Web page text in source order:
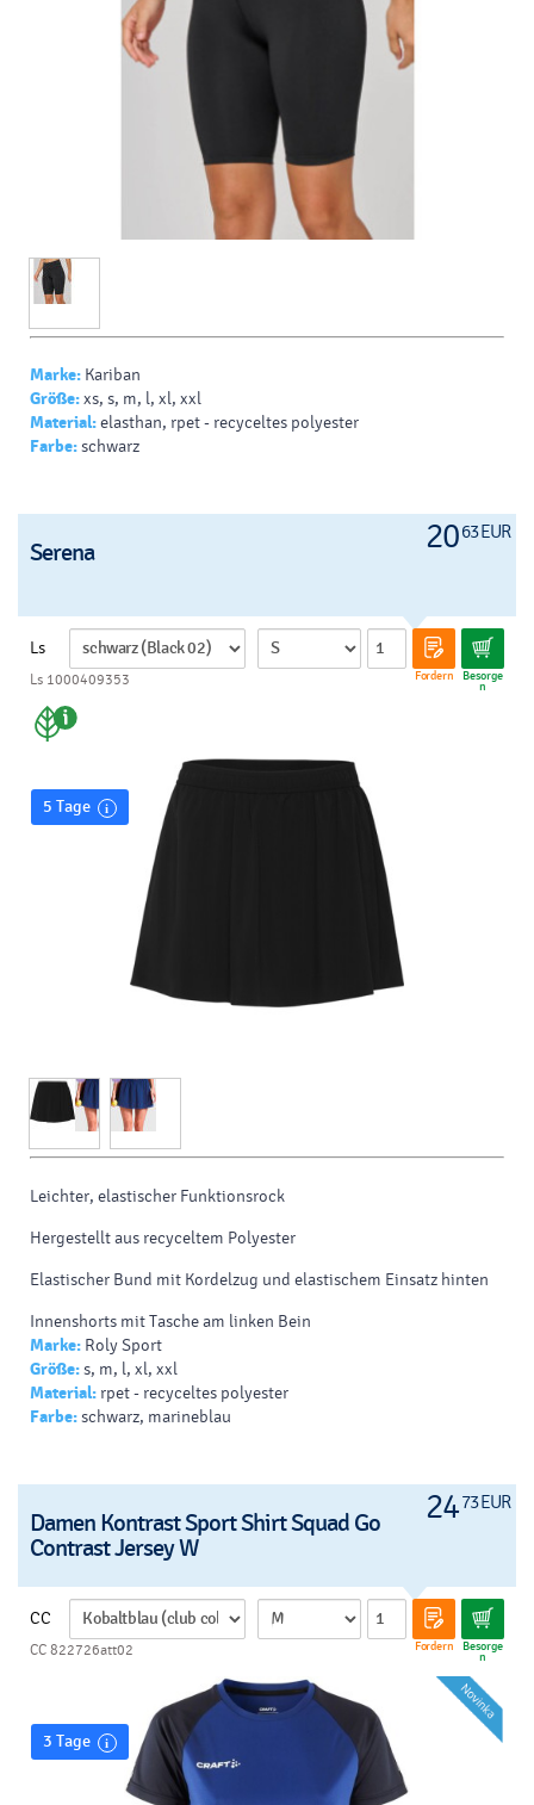
Marke: Kariban
Größe:xs, s, m, l, xl, xxl
Material:elasthan, rpet - recyceltes polyester
Farbe:schwarz
2063 EUR
Serena
Ls
Fordern Besorge
n
Ls 1000409353
5 Tage
Leichter, elastischer Funktionsrock
Hergestellt aus recyceltem Polyester
Elastischer Bund mit Kordelzug und elastischem Einsatz hinten
Innenshorts mit Tasche am linken Bein
Heißversiegelte Saumnaht
Kombination mit mikroperforiertem Material für verbesserte
Atmungsaktivität
Marke: Roly Sport
Größe:s, m, l, xl, xxl
Material: rpet - recyceltes polyester
Farbe:schwarz, marineblau
2473 EUR
Damen Kontrast Sport Shirt Squad Go
Contrast Jersey W
CC
Fordern Besorge
n
CC 822726att02
3 Tage